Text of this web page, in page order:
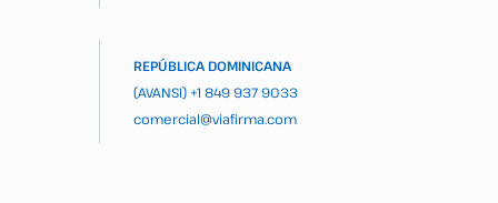
REPÚBLICA DOMINICANA
(AVANSI) +1 849 937 9033
comercial@viafirma.com